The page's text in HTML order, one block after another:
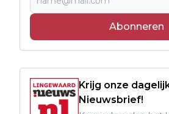
Abonneren
Krijg onze
Nieuwsbrief!